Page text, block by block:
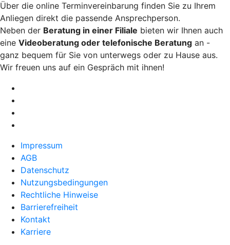
Über die online Terminvereinbarung finden Sie zu Ihrem
Anliegen direkt die passende Ansprechperson.
Neben der Beratung in einer Filiale bieten wir Ihnen auch
eine Videoberatung oder telefonische Beratung an -
ganz bequem für Sie von unterwegs oder zu Hause aus.
Wir freuen uns auf ein Gespräch mit ihnen!
Impressum
AGB
Datenschutz
Nutzungsbedingungen
Rechtliche Hinweise
Barrierefreiheit
Kontakt
Karriere